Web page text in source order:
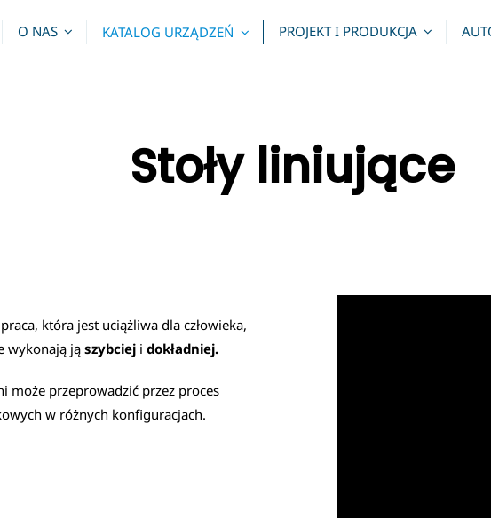
O NAS KATALOG URZĄDZEŃ PROJEKT I PRODUKCJA
Stoły liniujące
która jest uciążliwa dla człowieka,
wykonają ją szybciej i dokładniej.
może przeprowadzić przez proces
w różnych konfiguracjach.